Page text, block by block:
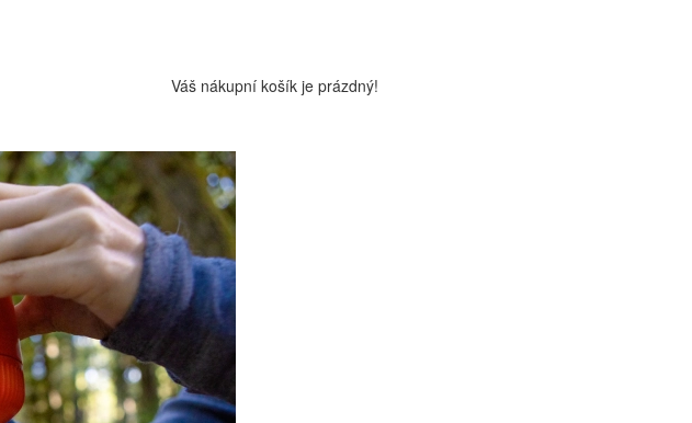
Váš nákupní košík je prázdný!